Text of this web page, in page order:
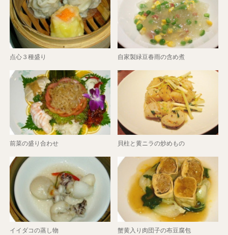
点心３種盛り 自家製緑豆春雨の含め煮
前菜の盛り合わせ 貝柱と黄ニラの炒めもの
イイダコの蒸し物 蟹黄入り肉団子の布豆腐包